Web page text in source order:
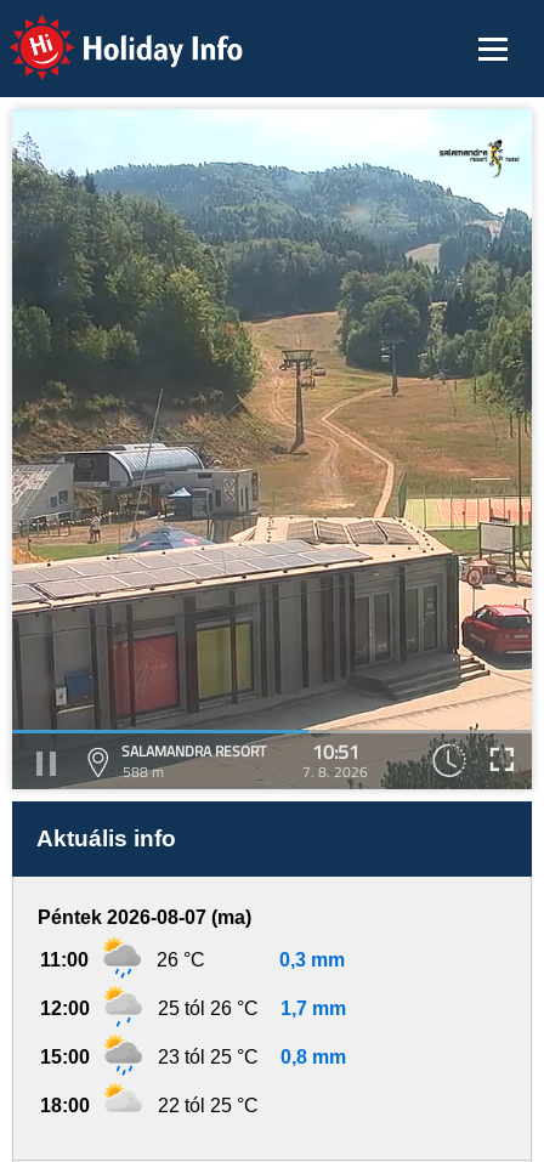
Holiday Info
SALAMANDRA RESORT
588 m
10:51
7. 8. 2026
Aktuális info
Péntek 2026-08-07 (ma)
11:00 26 °C 0,3 mm
12:00 25 tól 26 °C 1,7 mm
15:00 23 tól 25 °C 0,8 mm
18:00 22 tól 25 °C